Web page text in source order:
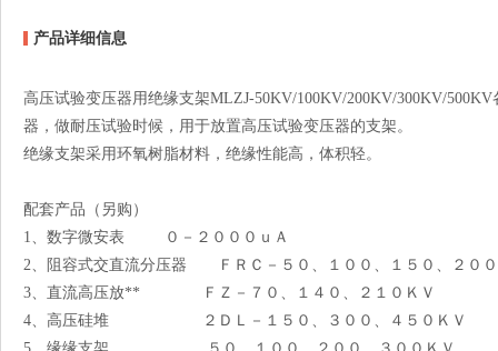
产品详细信息
高压试验变压器用绝缘支架MLZJ-50KV/100KV/200KV/300KV/
器，做耐压试验时候，用于放置高压试验变压器的支架。
绝缘支架采用环氧树脂材料，绝缘性能高，体积轻。
配套产品（另购）
1、数字微安表 ０－２０００ｕＡ
2、阻容式交直流分压器 ＦＲＣ－５０、１００、１５０、２０
3、直流高压放** ＦＺ－７０、１４０、２１０ＫＶ
4、高压硅堆 ２ＤＬ－１５０、３００、４５０ＫＶ
5、缘缘支架 ５０、１００、２００、３００ＫＶ